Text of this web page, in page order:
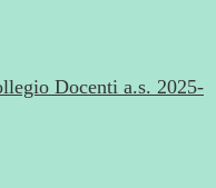
Docenti a.s. 2025-